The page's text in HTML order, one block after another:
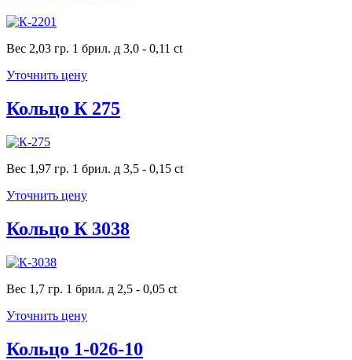
Вес 2,03 гр. 1 брил. д 3,0 - 0,11 ct
Уточнить цену
Кольцо К 275
Вес 1,97 гр. 1 брил. д 3,5 - 0,15 ct
Уточнить цену
Кольцо К 3038
Вес 1,7 гр. 1 брил. д 2,5 - 0,05 ct
Уточнить цену
Кольцо 1-026-10